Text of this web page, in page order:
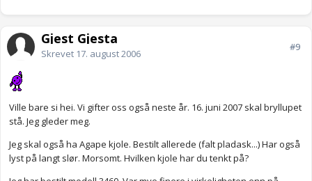
Gjest Gjesta
Skrevet 17. august 2006
#9
Ville bare si hei. Vi gifter oss også neste år. 16. juni 2007 skal bryllupet
stå. Jeg gleder meg.
Jeg skal også ha Agape kjole. Bestilt allerede (falt pladask...) Har også
lyst på langt slør. Morsomt. Hvilken kjole har du tenkt på?